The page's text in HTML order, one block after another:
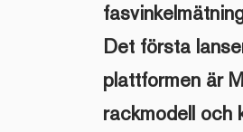
Det första
plattformen är
rackmodell och